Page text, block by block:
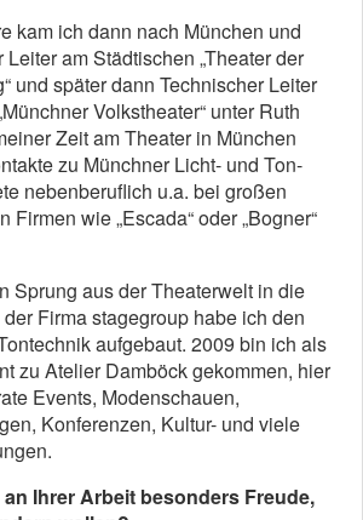
kam ich dann nach München und
am Städtischen „Theater der
und später dann Technischer Leiter
Volkstheater“ unter Ruth
Zeit am Theater in München
zu Münchner Licht- und Ton-
nebenberuflich u.a. bei großen
Firmen wie „Escada“ oder „Bogner“
Sprung aus der Theaterwelt in die
Firma stagegroup habe ich den
aufgebaut. 2009 bin ich als
zu Atelier Damböck gekommen, hier
Events, Modenschauen,
Konferenzen, Kultur- und viele
Ihrer Arbeit besonders Freude,